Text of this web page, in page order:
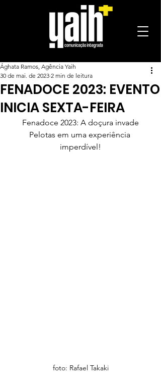
FENADOCE 2023: EVENTO
INICIA SEXTA-FEIRA
Ághata Ramos, Agência Yaih
30 de mai. de 2023 2 min de leitura
Pelotas em uma experiência
imperdível!
foto: Rafael Takaki